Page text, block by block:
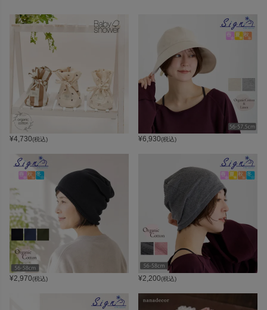
¥4,730(税込) ¥6,930(税込)
¥2,970(税込) ¥2,200(税込)